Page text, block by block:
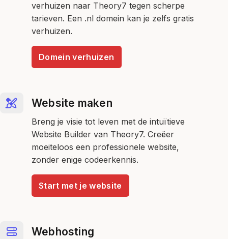
verhuizen naar Theory7 tegen scherpe
tarieven. Een .nl domein kan je zelfs gratis
verhuizen.
Domein verhuizen
Website maken
Breng je visie tot leven met de intuïtieve
Website Builder van Theory7. Creëer
moeiteloos een professionele website,
zonder enige codeerkennis.
Start met je website
Webhosting